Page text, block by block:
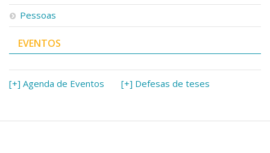
Pessoas
EVENTOS
[+] Agenda de Eventos [+] Defesas de teses